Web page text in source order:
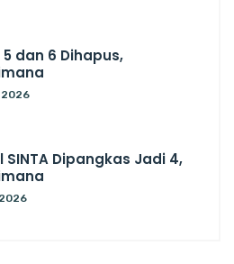
5 dan 6 Dihapus,
SINTA Dipangkas Jadi 4,